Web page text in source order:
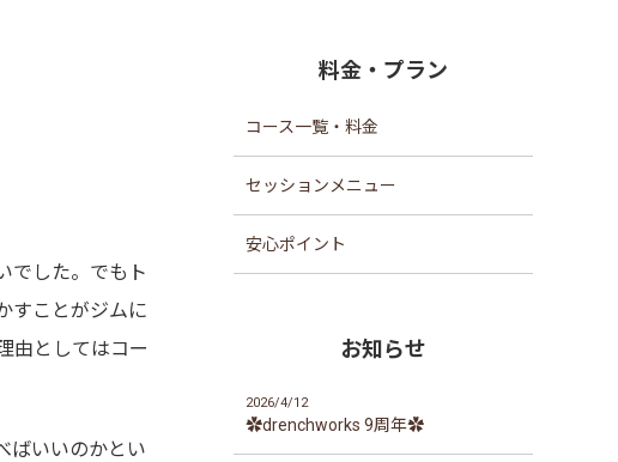
でした。でもト
すことがジムに
由としてはコー
ばいいのかとい
料金・プラン
コース一覧・料金
セッションメニュー
安心ポイント
お知らせ
2026/4/12
✿drenchworks 9周年✿